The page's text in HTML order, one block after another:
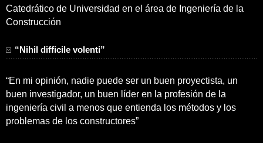
Catedrático de Universidad en el área de Ingeniería de la
Construcción
“Nihil difficile volenti”
“En mi opinión, nadie puede ser un buen proyectista, un
buen investigador, un buen líder en la profesión de la
ingeniería civil a menos que entienda los métodos y los
problemas de los constructores”